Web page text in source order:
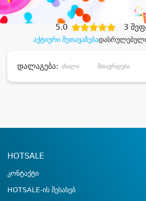
აქტიური შეთავაზებადასრულებული
5.0 3
დალაგება: ახალი მთავრდება
HOTSALE
კონტაქტი
HOTSALE-ის შესახებ